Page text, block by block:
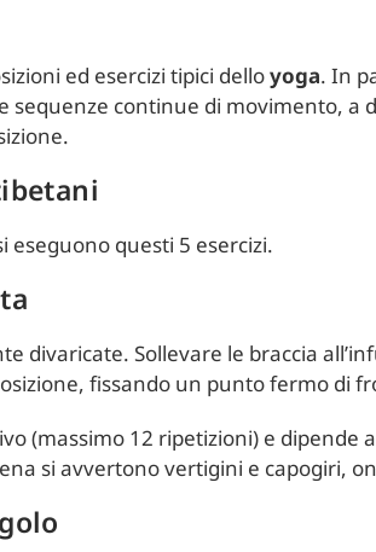
ed esercizi tipici delloyoga. In
sequenze continue di movimento, a
eseguono questi 5 esercizi.
divaricate. Sollevare le braccia
fissando un punto fermo di
(massimo 12 ripetizioni) e dipende
si avvertono vertigini e capogiri,